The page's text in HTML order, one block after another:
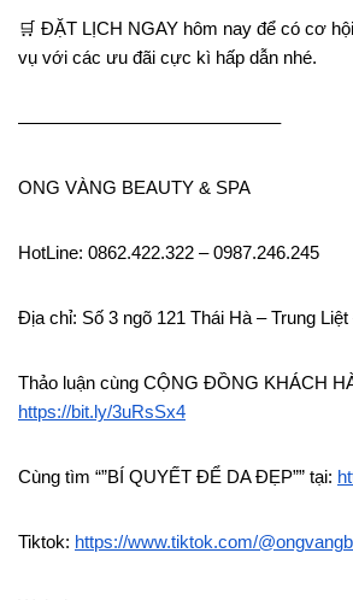
🛒 ĐẶT LỊCH NGAY hôm nay để có cơ
vụ với các ưu đãi cực kì hấp dẫn nhé.
——————————————–
ONG VÀNG BEAUTY & SPA
HotLine: 0862.422.322 – 0987.246.245
Địa chỉ: Số 3 ngõ 121 Thái Hà – Trung
Thảo luận cùng CỘNG ĐỒNG KHÁCH
https://bit.ly/3uRsSx4
Cùng tìm “”BÍ QUYẾT ĐỂ DA ĐẸP”” tại:
️Tiktok: https://www.tiktok.com/